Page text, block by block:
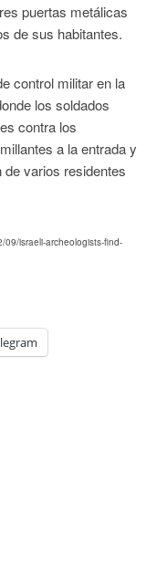
puertas metálicas
de sus habitantes.
control militar en la
los soldados
contra los
a la entrada y
varios residentes
09/israeli-archeologists-find-